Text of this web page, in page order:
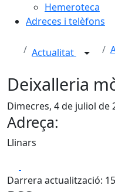
Hemeroteca
Adreces i telèfons
Actualitat
Deixalleria
Dimecres, 4 de juliol de
Adreça:
Llinars
Darrera actualització: